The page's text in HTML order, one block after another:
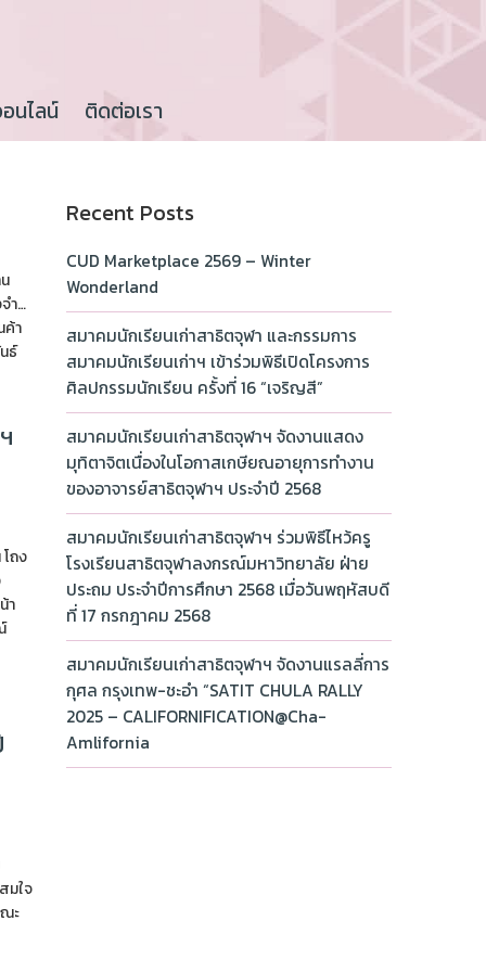
นไลน์ ติดต่อเรา
ำ…
ค้า
ธ์
ถง
า
มใจ
ะ
Recent Posts
CUD Marketplace 2569 – Winter
Wonderland
สมาคมนักเรียนเก่าสาธิตจุฬา และกรรมการ
สมาคมนักเรียนเก่าฯ เข้าร่วมพิธีเปิดโครงการ
ศิลปกรรมนักเรียน ครั้งที่ 16 “เจริญสี”
สมาคมนักเรียนเก่าสาธิตจุฬาฯ จัดงานแสดง
มุทิตาจิตเนื่องในโอกาสเกษียณอายุการทำงาน
ของอาจารย์สาธิตจุฬาฯ ประจำปี 2568
สมาคมนักเรียนเก่าสาธิตจุฬาฯ ร่วมพิธีไหว้ครู
โรงเรียนสาธิตจุฬาลงกรณ์มหาวิทยาลัย ฝ่าย
ประถม ประจำปีการศึกษา 2568 เมื่อวันพฤหัสบดี
ที่ 17 กรกฎาคม 2568
สมาคมนักเรียนเก่าสาธิตจุฬาฯ จัดงานแรลลี่การ
กุศล กรุงเทพ-ชะอำ “SATIT CHULA RALLY
2025 – CALIFORNIFICATION@Cha-
Amlifornia